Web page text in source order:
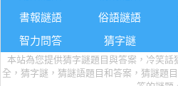
書報謎語
俗語謎語
智力問答
猜字謎
本站為您提供猜字謎題目與答案，冷笑
全，猜字謎，猜謎語題目和答案，猜謎題